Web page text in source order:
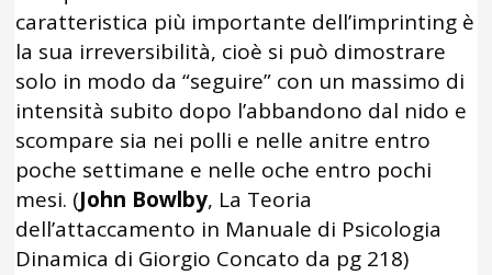
caratteristica più importante dell’imprinting è
la sua irreversibilità, cioè si può dimostrare
solo in modo da “seguire” con un massimo di
intensità subito dopo l’abbandono dal nido e
scompare sia nei polli e nelle anitre entro
poche settimane e nelle oche entro pochi
mesi. (John Bowlby, La Teoria
dell’attaccamento in Manuale di Psicologia
Dinamica di Giorgio Concato da pg 218)